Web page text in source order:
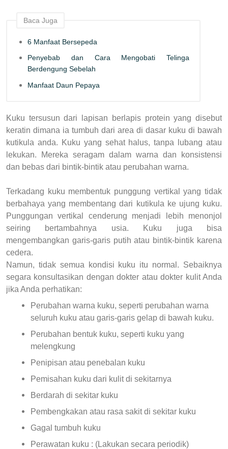
Baca Juga
6 Manfaat Bersepeda
Penyebab dan Cara Mengobati Telinga
Berdengung Sebelah
Manfaat Daun Pepaya
Kuku tersusun dari lapisan berlapis protein yang disebut
keratin dimana ia tumbuh dari area di dasar kuku di bawah
kutikula anda. Kuku yang sehat halus, tanpa lubang atau
lekukan. Mereka seragam dalam warna dan konsistensi
dan bebas dari bintik-bintik atau perubahan warna.
Terkadang kuku membentuk punggung vertikal yang tidak
berbahaya yang membentang dari kutikula ke ujung kuku.
Punggungan vertikal cenderung menjadi lebih menonjol
seiring bertambahnya usia. Kuku juga bisa
mengembangkan garis-garis putih atau bintik-bintik karena
cedera.
Namun, tidak semua kondisi kuku itu normal. Sebaiknya
segara konsultasikan dengan dokter atau dokter kulit Anda
jika Anda perhatikan:
Perubahan warna kuku, seperti perubahan warna
seluruh kuku atau garis-garis gelap di bawah kuku.
Perubahan bentuk kuku, seperti kuku yang
melengkung
Penipisan atau penebalan kuku
Pemisahan kuku dari kulit di sekitarnya
Berdarah di sekitar kuku
Pembengkakan atau rasa sakit di sekitar kuku
Gagal tumbuh kuku
Perawatan kuku : (Lakukan secara periodik)